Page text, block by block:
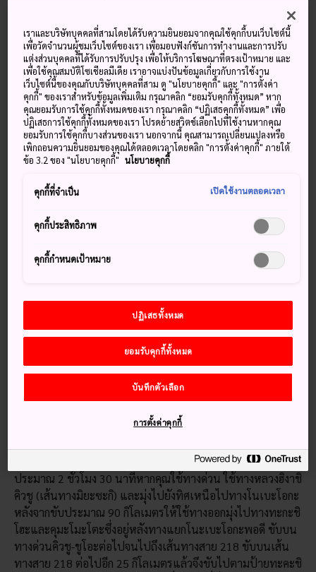
การเต้นรำที่มีชีวิตชีวา สุริยเทพี ศาล
เจ้าในถ้ำ และตำนานที่รุ่งเรืองของ
การเต้นรำอะมะโนะอิวะโตะคะกุระ
เมื่อคุณได้ใช้เวลาสักเล็กน้อยท่องเที่ยวทั่วหมู่บ้านและศาลเจ้า
คะชิโฮะ
จะเห็นได้อย่างชัดเจนว่าเมืองแห่งนี้มีชื่อเสียงอย่าง
มากในตำนานของญี่ปุ่น การเต้นรำอะมะโนะอิวะโตะคะกุระเป็น
ส่วนสำคัญของงานเทศกาลที่ได้เฉลิมฉลองตำนานนี้ และจัดขึ้นที่
จัดขึ้นที่ศาลเจ้าอะมะโนะอิวา
โตะ
การคะกุระด้วย
พลาดไม่ได้
เยี่ยมชมศาลเจ้าอะมะโนะอิวาโตะ
ชมความงามตามธรรมชาติของหุบเขาทะคะชิโฮะที่
ที่นี่อยู่ห่างจากมิยะซะกิ 140 กิโลเมตร และจะใช้เวลาเดินทาง
ประมาณ 2 ชั่วโมง 30 นาทีหากคุณใช้ทางด่วน ใช้ทางหลวงฮิงาชิ
คิวชู (เส้นทางมิยะซะกิ) และมุ่งไปยังทิศเหนือไปทางโนเบะโอกะ
หลังจากขับประมาณ 90 กิโลเมตรให้ใช้ทางออกมุ่งไปทางทะกะชิ
โฮะและคุมะโมะโตะซึ่งอยู่หลังทางแยกโนะเบะโอกะพอดี ขับบน
ทางด่วนคิวชู-ชูโอะต่อไปจนไปถึงเส้นทางสาย 218 ขับบนเส้น
ทางสาย 218 ต่อไปอีก 25 กิโลเมตรแล้วจึงขับไปตามป้ายทะคะชิ
เราและบริษัทบุคคลที่สามโดยได้รับความยินยอมจากคุณใช้คุกกี้บนเว็บไซต์นี้
เพื่อวัดจำนวนผู้ชมเว็บไซต์ของเรา เพื่อมอบฟังก์ชันการทำงานและการปรับ
แต่งส่วนบุคคลที่ได้รับการปรับปรุง เพื่อให้บริการโฆษณาที่ตรงเป้าหมาย และ
เพื่อใช้คุณสมบัติโซเชียลมีเดีย เราอาจแบ่งปันข้อมูลเกี่ยวกับการใช้งาน
เว็บไซต์นี้ของคุณกับบริษัทบุคคลที่สาม ดู "นโยบายคุกกี้" และ "การตั้งค่า
คุกกี้" ของเราสำหรับข้อมูลเพิ่มเติม กรุณาคลิก “ยอมรับคุกกี้ทั้งหมด” หาก
คุณยอมรับการใช้คุกกี้ทั้งหมดของเรา กรุณาคลิก “ปฏิเสธคุกกี้ทั้งหมด” เพื่อ
ปฏิเสธการใช้คุกกี้ทั้งหมดของเรา โปรดย้ายสวิตช์เลือกไปที่ใช้งานหากคุณ
ยอมรับการใช้คุกกี้บางส่วนของเรา นอกจากนี้ คุณสามารถเปลี่ยนแปลงหรือ
เพิกถอนความยินยอมของคุณได้ตลอดเวลาโดยคลิก "การตั้งค่าคุกกี้" ภายใต้
ข้อ 3.2 ของ "นโยบายคุกกี้" นโยบายคุกกี้
คุกกี้ที่จำเป็น เปิดใช้งานตลอดเวลา
คุกกี้ประสิทธิภาพ
คุกกี้กำหนดเป้าหมาย
ปฏิเสธทั้งหมด
ยอมรับคุกกี้ทั้งหมด
บันทึกตัวเลือก
การตั้งค่าคุกกี้